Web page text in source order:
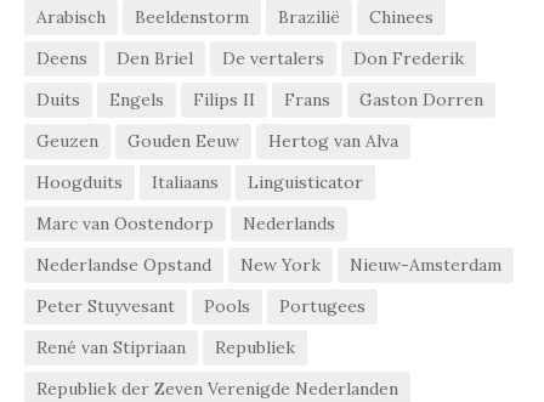
Arabisch Beeldenstorm Brazilië
Chinees
Deens
Den Briel De vertalers
Don Frederik
Duits
Engels Filips II Frans
Gaston Dorren
Geuzen
Gouden Eeuw
Hertog van Alva
Hoogduits
Italiaans
Linguisticator
Marc van Oostendorp
Nederlands
Nederlandse Opstand
New York
Nieuw-Amsterdam
Peter Stuyvesant
Pools
Portugees
René van Stipriaan
Republiek
Republiek der Zeven Verenigde Nederlanden